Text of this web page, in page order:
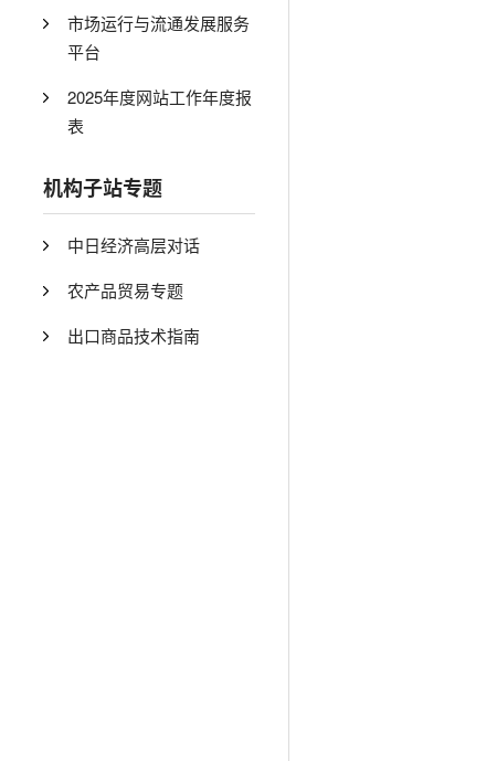
市场运行与流通发展服务
平台
2025年度网站工作年度报
表
机构子站专题
中日经济高层对话
农产品贸易专题
出口商品技术指南